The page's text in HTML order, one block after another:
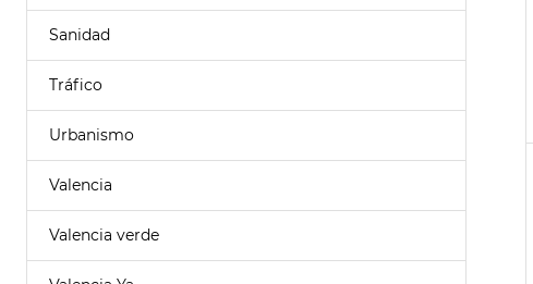
Sanidad
Tráfico
Urbanismo
Valencia
Valencia verde